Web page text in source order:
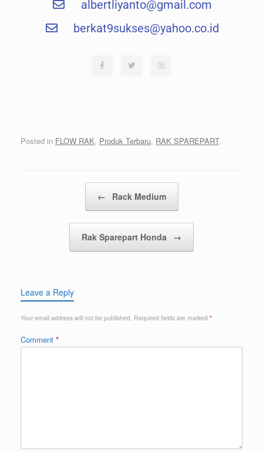
albertliyanto@gmail.com​
berkat9sukses@yahoo.co.id
Posted in FLOW RAK, Produk Terbaru, RAK SPAREPART.
← Rack Medium
Rak Sparepart Honda →
Leave a Reply
Your email address will not be published. Required fields are marked *
Comment *